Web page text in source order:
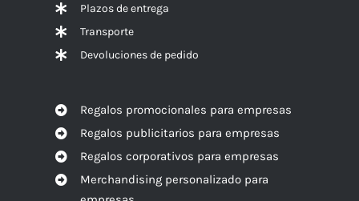
Plazos de entrega
Transporte
Devoluciones de pedido
Regalos promocionales para empresas
Regalos publicitarios para empresas
Regalos corporativos para empresas
Merchandising personalizado para